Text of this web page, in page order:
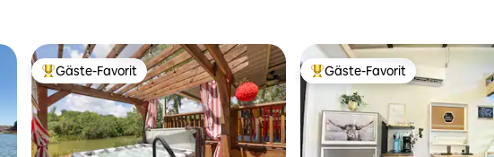
Beliebter Gäste-Favorit.
Gäste-Favorit Beliebter Gäste-Favorit.
Gäste-Favorit